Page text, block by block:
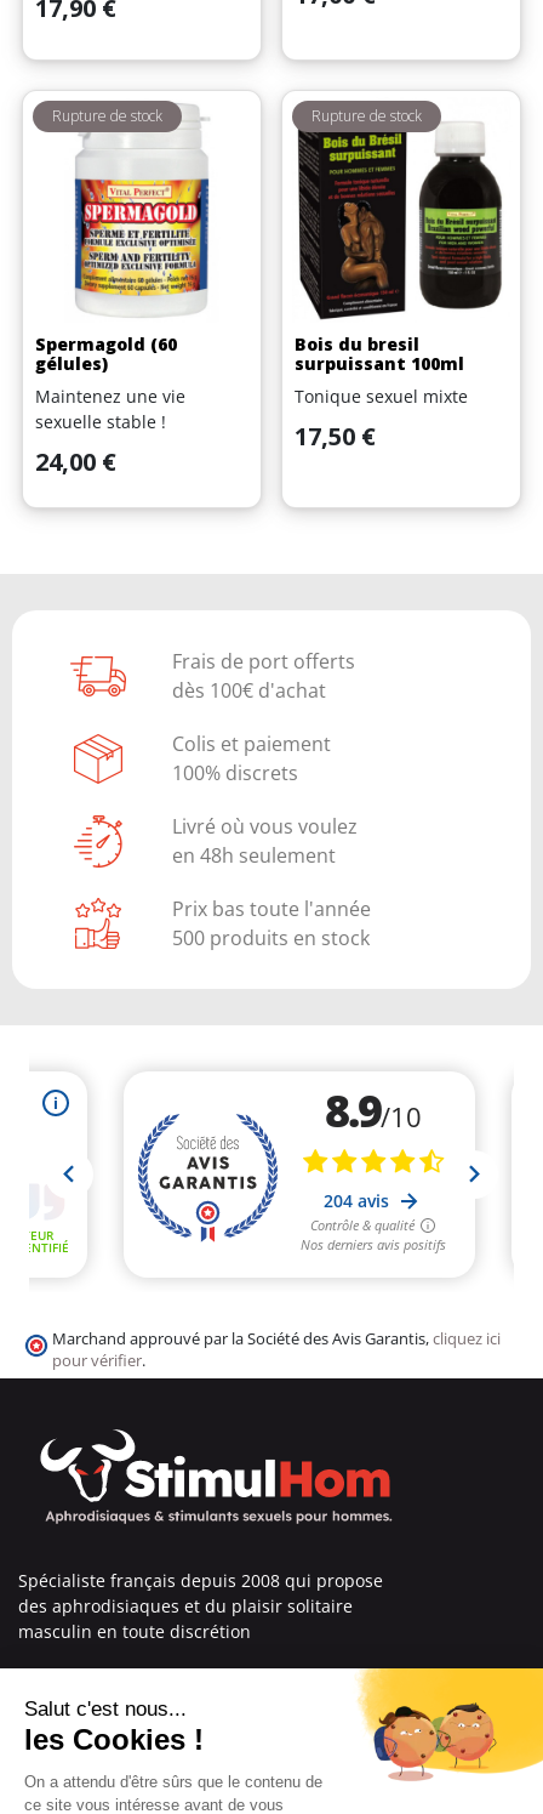
17,90 €
Spermagold (60
gélules)
Maintenez une vie
sexuelle stable !
Prix
24,00 €
Rupture de stock
Bois du bresil
surpuissant 100ml
Tonique sexuel mixte
Prix
17,50 €
Rupture de stock
Frais de port offerts
dès 100€ d'achat
Colis et paiement
100% discrets
Livré où vous voulez
en 48h seulement
Prix bas toute l'année
500 produits en stock
Marchand approuvé par la Société des Avis Garantis,cliquez ici
pour vérifier.
Spécialiste français depuis 2008 qui propose
des aphrodisiaques et du plaisir solitaire
masculin en toute discrétion
En savoir plus sur nous
Nos engagements
Informations